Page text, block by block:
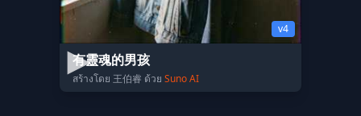
v4
有靈魂的男孩
สร้างโดย 王伯睿 ด้วย Suno AI